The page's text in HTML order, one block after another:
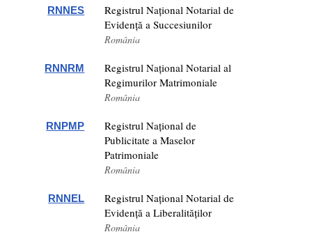
RNNES
Registrul Național Notarial de
Evidență a Succesiunilor
România
RNNRM
Registrul Național Notarial al
Regimurilor Matrimoniale
România
RNPMP
Registrul Național de
Publicitate a Maselor
Patrimoniale
România
RNNEL
Registrul Național Notarial de
Evidență a Liberalităților
România